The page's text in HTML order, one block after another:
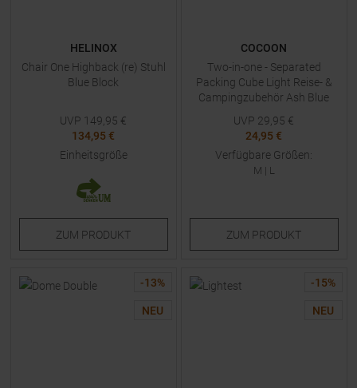
HELINOX
Chair One Highback (re) Stuhl
Blue Block
UVP 149,95 €
134,95 €
Einheitsgröße
ZUM PRODUKT
COCOON
Two-in-one - Separated
Packing Cube Light Reise- &
Campingzubehör Ash Blue
UVP 29,95 €
24,95 €
Verfügbare Größen:
M | L
ZUM PRODUKT
-13%
NEU
-15%
NEU